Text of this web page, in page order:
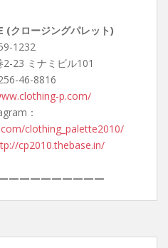
(クロージングパレット)
1232
23 ミナミビル101
46-8816
p.com/
：
clothing_palette2010/
cp2010.thebase.in/